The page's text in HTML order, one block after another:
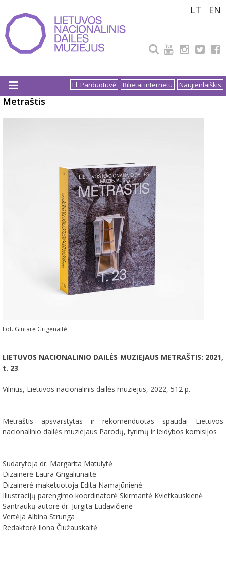
prie
turinio
LT EN
Naujienlaiškis
Bilietai internetu
El. Parduotuvė
Metraštis
Fot. Gintarė Grigėnaitė
LIETUVOS NACIONALINIO DAILĖS MUZIEJAUS METRAŠTIS: 2021,
t. 23.
Vilnius, Lietuvos nacionalinis dailės muziejus, 2022, 512 p.
Metraštis apsvarstytas ir rekomenduotas spaudai Lietuvos
nacionalinio dailės muziejaus Parodų, tyrimų ir leidybos komisijos
Sudarytoja dr. Margarita Matulytė
Dizainerė Laura Grigaliūnaitė
Dizainerė-maketuotoja Edita Namajūnienė
Iliustracijų parengimo koordinatorė Skirmantė Kvietkauskienė
Santraukų autorė dr. Jurgita Ludavičienė
Vertėja Albina Strunga
Redaktorė Ilona Čiužauskaitė